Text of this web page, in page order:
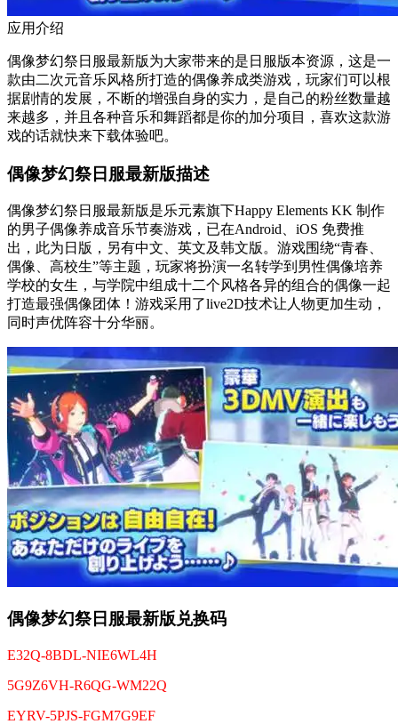
应用介绍
偶像梦幻祭日服最新版为大家带来的是日服版本资源，这是一
款由二次元音乐风格所打造的偶像养成类游戏，玩家们可以根
据剧情的发展，不断的增强自身的实力，是自己的粉丝数量越
来越多，并且各种音乐和舞蹈都是你的加分项目，喜欢这款游
戏的话就快来下载体验吧。
偶像梦幻祭日服最新版描述
偶像梦幻祭日服最新版是乐元素旗下Happy Elements KK 制作
的男子偶像养成音乐节奏游戏，已在Android、iOS 免费推
出，此为日版，另有中文、英文及韩文版。游戏围绕“青春、
偶像、高校生”等主题，玩家将扮演一名转学到男性偶像培养
学校的女生，与学院中组成十二个风格各异的组合的偶像一起
打造最强偶像团体！游戏采用了live2D技术让人物更加生动，
同时声优阵容十分华丽。
偶像梦幻祭日服最新版兑换码
E32Q-8BDL-NIE6WL4H
5G9Z6VH-R6QG-WM22Q
EYRV-5PJS-FGM7G9EF